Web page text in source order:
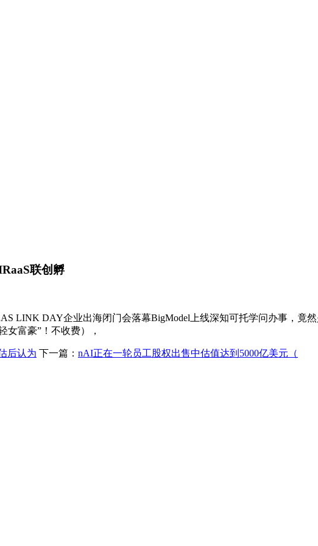
联创孵
LINK DAY企业出海闭门会落幕BigModel上线深知可托学问办事，竟
女富豪”！不收费），
后认为 下一篇： nAI正在一轮员工股权出售中估值达到5000亿美元（